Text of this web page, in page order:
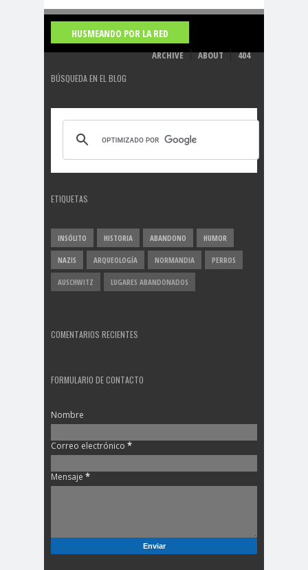
HUSMEANDO POR LA RED
ARCHIVE ABOUT 404
BÚSQUEDA EN EL BLOG
ETIQUETAS
INSÓLITO HISTORIA ABANDONO HUMOR
NAZIS ARQUEOLOGÍA NORMANDIA PERROS
AUSCHWITZ LUGARES ABANDONADOS
COMENTARIOS RECIENTES
FORMULARIO DE CONTACTO
Nombre
Correo electrónico *
Mensaje *